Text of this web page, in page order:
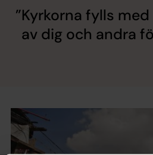
Kyrkorna fylls
av dig och andra